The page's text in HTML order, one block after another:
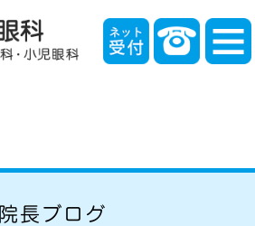
院長ブログ